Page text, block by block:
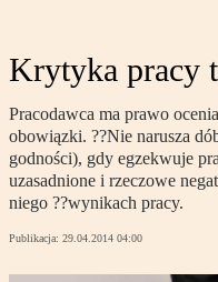
Krytyka pracy
Pracodawca ma prawo
obowiązki. ??Nie narusza
godności), gdy egzekwuje
uzasadnione i rzeczowe
niego ??wynikach pracy.
Publikacja: 29.04.2014 04:00